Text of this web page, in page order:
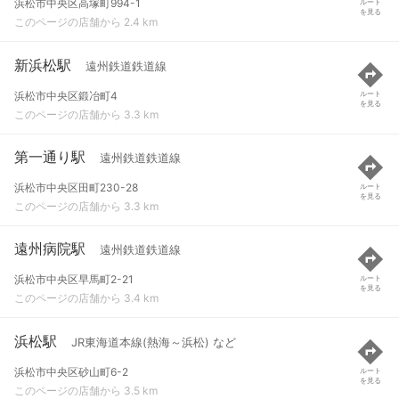
浜松市中央区高塚町994-1
このページの店舗から 2.4 km
を見る
新浜松駅 遠州鉄道鉄道線
浜松市中央区鍛冶町4
このページの店舗から 3.3 km
ルート
を見る
第一通り駅 遠州鉄道鉄道線
浜松市中央区田町230-28
このページの店舗から 3.3 km
ルート
を見る
遠州病院駅 遠州鉄道鉄道線
浜松市中央区早馬町2-21
このページの店舗から 3.4 km
ルート
を見る
浜松駅 JR東海道本線(熱海～浜松) など
浜松市中央区砂山町6-2
このページの店舗から 3.5 km
ルート
を見る